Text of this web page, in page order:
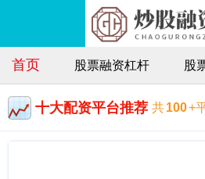
首页 股票融资杠杆 股
十大配资平台推荐 共100+